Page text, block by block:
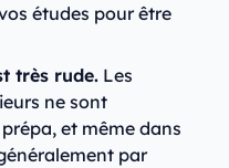
études pour être
très rude. Les
ne sont
et même dans
par